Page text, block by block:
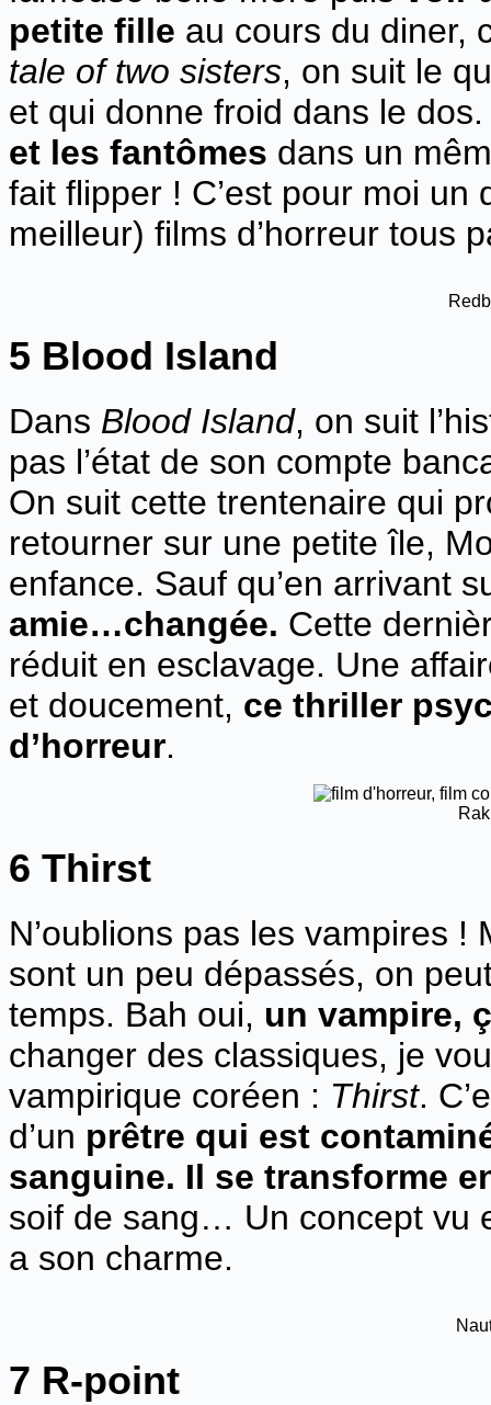
petite fille au cours du diner,
tale of two sisters, on suit le
et qui donne froid dans le
et les fantômes dans un
fait flipper ! C’est pour moi un
meilleur) films d’horreur tous
5 Blood Island
Dans Blood Island, on suit
pas l’état de son compte
On suit cette trentenaire qui
retourner sur une petite île,
enfance. Sauf qu’en arrivant
amie…changée. Cette
réduit en esclavage. Une
et doucement, ce thriller
d’horreur.
6 Thirst
N’oublions pas les vampires !
sont un peu dépassés, on
temps. Bah oui, un vampire,
changer des classiques, je
vampirique coréen : Thirst.
d’un prêtre qui est
sanguine. Il se transforme
soif de sang… Un concept vu
a son charme.
7 R-point